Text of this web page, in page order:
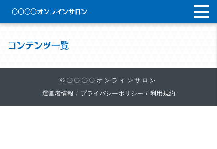
〇〇〇〇オンラインサロン
コンテンツ一覧
©〇〇〇〇オンラインサロン
運営者情報 / プライバシーポリシー / 利用規約